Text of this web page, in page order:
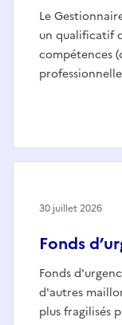
Le
un qualificatif
compétences
Fonds
Fonds
d'autres
plus fragilisés
30 juillet 2026